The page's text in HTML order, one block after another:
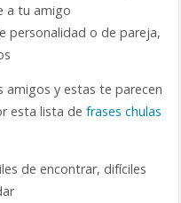
a tu amigo
personalidad o de pareja,
amigos y estas te parecen
esta lista de frases chulas
de encontrar, difíciles